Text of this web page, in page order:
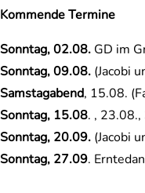
Kommende Termine
Sonntag, 02.08. GD im
Sonntag, 09.08. (Jacobi
Samstagabend, 15.08.
Sonntag, 15.08. ,
Sonntag, 20.09. (Jacobi
Sonntag, 27.09.